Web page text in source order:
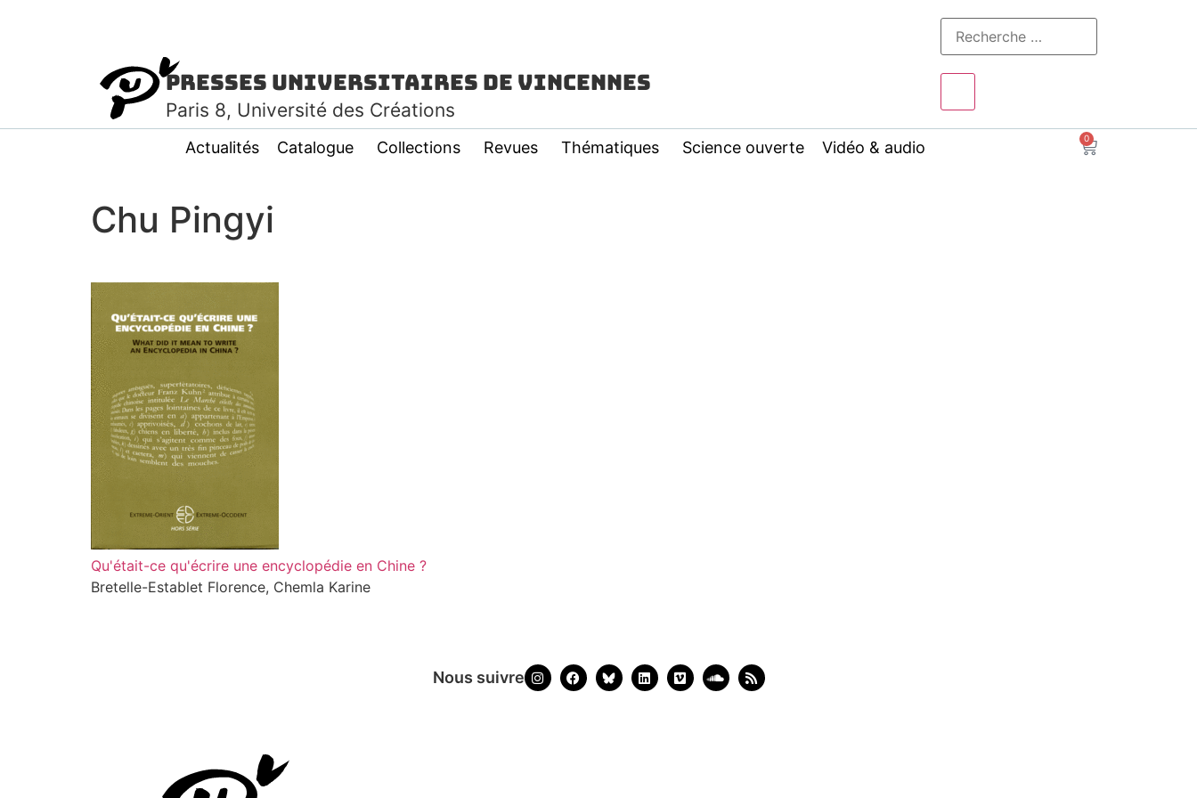
Presses Universitaires de Vincennes
Paris 8, Université des Créations
Actualités Catalogue Collections Revues Thématiques Science ouverte Vidéo & audio 0
Chu Pingyi
Qu'était-ce qu'écrire une encyclopédie en Chine ?
Bretelle-Establet Florence, Chemla Karine
Nous suivre